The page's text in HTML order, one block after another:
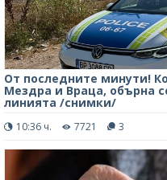
От последните минути!
Мездра и Враца, обърна
линията /снимки/
10:36 ч. 7721 3